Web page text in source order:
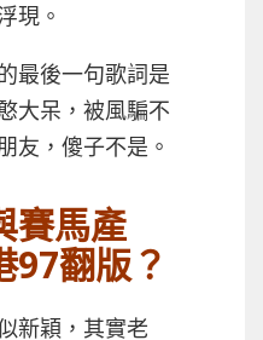
現。
最後一句歌詞是
大呆，被風騙不
友，傻子不是。
賽馬產
97翻版？
新穎，其實老